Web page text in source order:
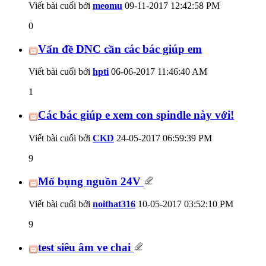
Viết bài cuối bởi meomu 09-11-2017 12:42:58 PM
0
Vấn đề DNC cần các bác giúp em
Viết bài cuối bởi hpti06-06-2017 11:46:40 AM
1
Các bác giúp e xem con spindle này với!
Viết bài cuối bởi CKD 24-05-2017 06:59:39 PM
9
Mổ bụng nguồn 24V
Viết bài cuối bởi noithat316 10-05-2017 03:52:10 PM
9
test siêu âm ve chai